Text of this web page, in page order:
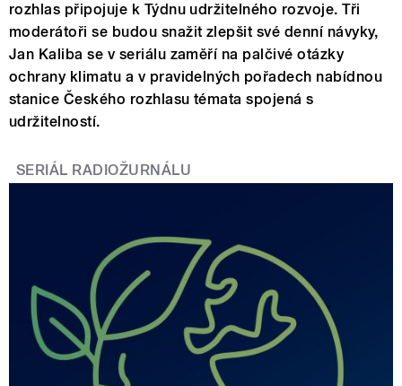
rozhlas připojuje k Týdnu udržitelného rozvoje. Tři
moderátoři se budou snažit zlepšit své denní návyky,
Jan Kaliba se v seriálu zaměří na palčivé otázky
ochrany klimatu a v pravidelných pořadech nabídnou
stanice Českého rozhlasu témata spojená s
udržitelností.
SERIÁL RADIOŽURNÁLU